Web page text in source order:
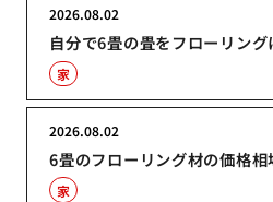
自分で6畳の畳をフローリン
2026.08.02
家
6畳のフローリング材の価格相
2026.08.02
家